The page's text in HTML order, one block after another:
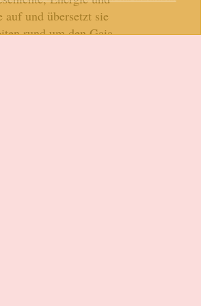
und übersetzt sie
rund um den Gaia